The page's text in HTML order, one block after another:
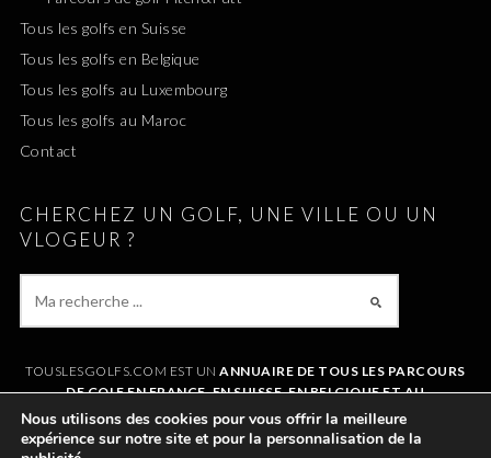
Tous les golfs en Suisse
Tous les golfs en Belgique
Tous les golfs au Luxembourg
Tous les golfs au Maroc
Contact
CHERCHEZ UN GOLF, UNE VILLE OU UN
VLOGEUR ?
TOUSLESGOLFS.COM EST UNANNUAIRE DE TOUS LES PARCOURS
DE GOLF EN FRANCE, EN SUISSE, EN BELGIQUE ET AU
LUXEMBOURG
. IL VOUS PERMET DE TROUVER UN GOLF AUTOUR DE
CHEZVOUS OU LORS DE VOS VACANCES. LE SITE RÉFÉRENCE
ÉGALEMENT
Nous utilisons des cookies pour vous offrir la meilleure
expérience sur notre site et pour la personnalisation de la